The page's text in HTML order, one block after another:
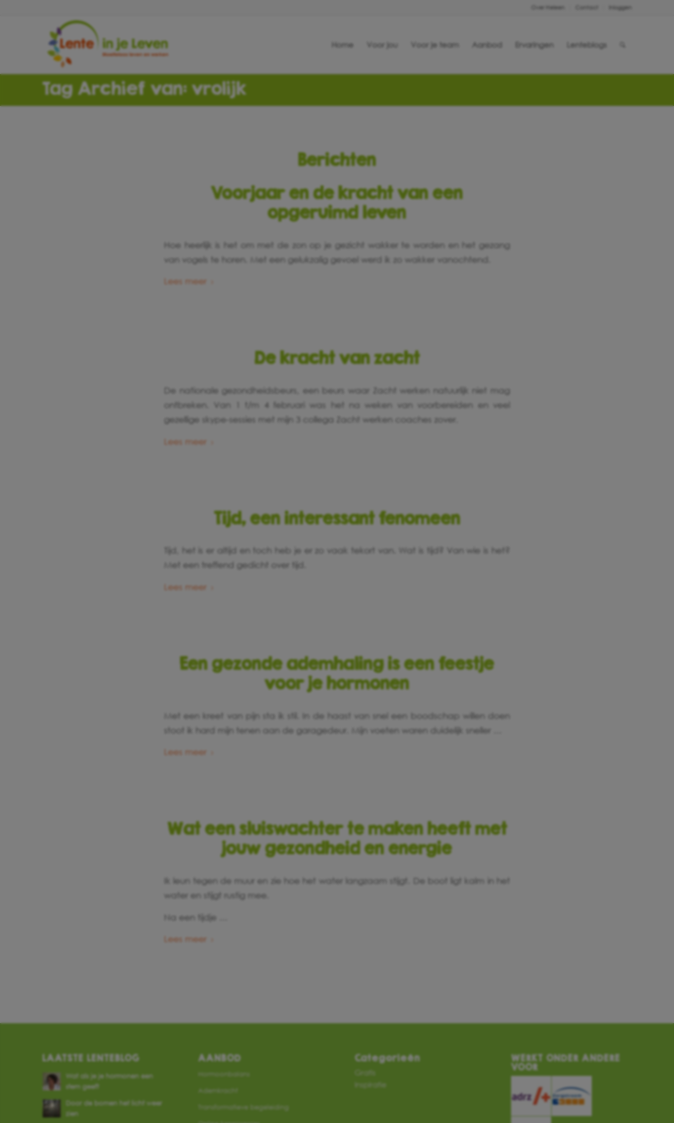
Over Heleen Inloggen
Home Voor jou Voor je team Aanbod Ervaringen Lenteblogs
Tag Archief van: vrolijk
Berichten
Voorjaar en de kracht van een
opgeruimd leven
Hoe heerlijk is het om met de zon op je gezicht wakker te worden en het gezang
van vogels te horen. Met een gelukzalig gevoel werd ik zo wakker vanochtend.
Lees meer
De kracht van zacht
De nationale gezondheidsbeurs, een beurs waar Zacht werken natuurlijk niet mag
ontbreken. Van 1 t/m 4 februari was het na weken van voorbereiden en veel
gezellige skype-sessies met mijn 3 collega Zacht werken coaches zover.
Lees meer
Tijd, een interessant fenomeen
Tijd, het is er altijd en toch heb je er zo vaak tekort van. Wat is tijd? Van wie is het?
Met een treffend gedicht over tijd.
Lees meer
Een gezonde ademhaling is een feestje
voor je hormonen
Met een kreet van pijn sta ik stil. In de haast van snel een boodschap willen doen
stoot ik hard mijn tenen aan de garagedeur. Mijn voeten waren duidelijk sneller …
Lees meer
Wat een sluiswachter te maken heeft met
jouw gezondheid en energie
Ik leun tegen de muur en zie hoe het water langzaam stijgt. De boot ligt kalm in het
water en stijgt rustig mee.
Na een tijdje …
Lees meer
LAATSTE LENTEBLOG
Wat als je je hormonen een
stem geeft
Door de bomen het licht weer
zien
AANBOD
Hormoonbalans
Ademkracht
Transformatieve begeleiding
Categorieën
Gratis
Inspiratie
WERKT ONDER ANDERE
VOOR